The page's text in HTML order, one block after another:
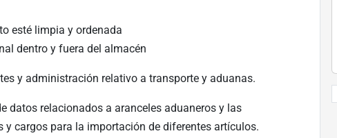
esté limpia y ordenada
dentro y fuera del almacén
y administración relativo a transporte y aduanas.
datos relacionados a aranceles aduaneros y las
cargos para la importación de diferentes artículos.